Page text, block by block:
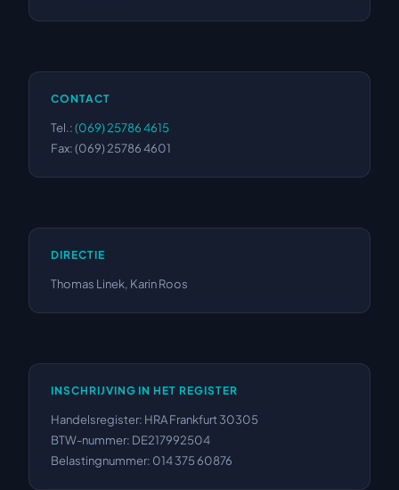
CONTACT
Tel.:(069) 25786 4615
Fax: (069) 25786 4601
DIRECTIE
Thomas Linek, Karin Roos
INSCHRIJVING IN HET REGISTER
Handelsregister: HRA Frankfurt 30305
BTW-nummer: DE217992504
Belastingnummer: 014 375 60876